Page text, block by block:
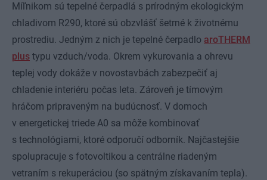
Míľnikom sú tepelné čerpadlá s prírodným ekologickým
chladivom R290, ktoré sú obzvlášť šetrné k životnému
prostrediu. Jedným z nich je tepelné čerpadlo aroTHERM
plus typu vzduch/voda. Okrem vykurovania a ohrevu
teplej vody dokáže v novostavbách zabezpečiť aj
chladenie interiéru počas leta. Zároveň je tímovým
hráčom pripraveným na budúcnosť. V domoch
v energetickej triede A0 sa môže kombinovať
s technológiami, ktoré odporučí odborník. Najčastejšie
spolupracuje s fotovoltikou a centrálne riadeným
vetraním s rekuperáciou (so spätným získavaním tepla).